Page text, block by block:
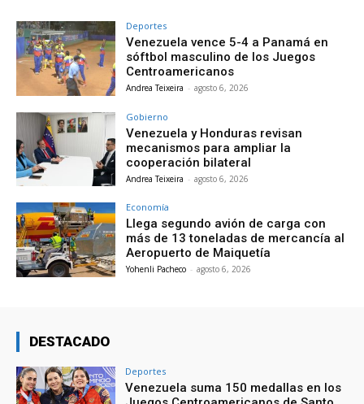
Deportes
Venezuela vence 5-4 a Panamá en
sóftbol masculino de los Juegos
Centroamericanos
Andrea Teixeira - agosto 6, 2026
Gobierno
Venezuela y Honduras revisan
mecanismos para ampliar la
cooperación bilateral
Andrea Teixeira - agosto 6, 2026
Economía
Llega segundo avión de carga con
más de 13 toneladas de mercancía al
Aeropuerto de Maiquetía
Yohenli Pacheco - agosto 6, 2026
DESTACADO
Deportes
Venezuela suma 150 medallas en los